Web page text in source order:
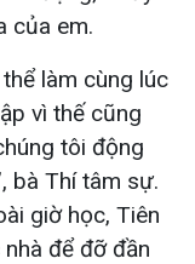
của em.
làm cùng lúc
vì thế cũng
tôi động
bà Thí tâm sự.
giờ học, Tiên
để đỡ đần